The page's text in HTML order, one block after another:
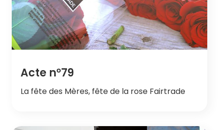
Acte n°79
La fête des Mères, fête de la rose Fairtrade